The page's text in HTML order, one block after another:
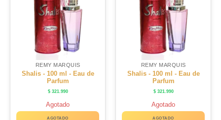
REMY MARQUIS
Shalis - 100 ml - Eau de
Parfum
$321.990
Agotado
AGOTADO
REMY MARQUIS
Shalis - 100 ml - Eau de
Parfum
$321.990
Agotado
AGOTADO